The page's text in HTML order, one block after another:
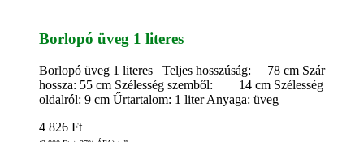
Borlopó üveg 1 literes
Borlopó üveg 1 literes Teljes hosszúság: 78 cm Szár
hossza: 55 cm Szélesség szemből: 14 cm Szélesség
oldalról: 9 cm Űrtartalom: 1 liter Anyaga: üveg
4 826 Ft